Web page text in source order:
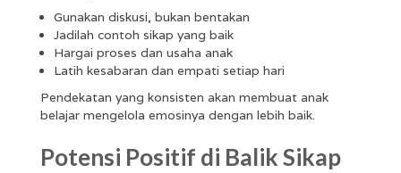
Gunakan diskusi, bukan bentakan
Jadilah contoh sikap yang baik
Hargai proses dan usaha anak
Latih kesabaran dan empati setiap hari
Pendekatan yang konsisten akan membuat anak
belajar mengelola emosinya dengan lebih baik.
Potensi Positif di Balik Sikap